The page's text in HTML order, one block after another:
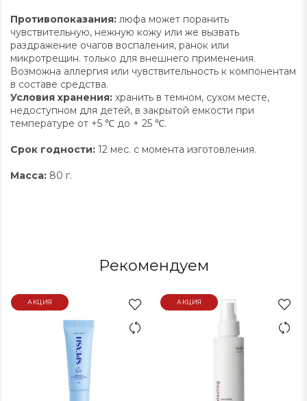
Противопоказания: люфа может поранить
чувствительную, нежную кожу или же вызвать
раздражение очагов воспаления, ранок или
микротрещин. только для внешнего применения.
Возможна аллергия или чувствительность к компонентам
в составе средства.
Условия хранения: хранить в темном, сухом месте,
недоступном для детей, в закрытой емкости при
температуре от +5 ℃ до + 25 ℃.
Срок годности: 12 мес. с момента изготовления.
Масса: 80 г.
Рекомендуем
АКЦИЯ АКЦИЯ